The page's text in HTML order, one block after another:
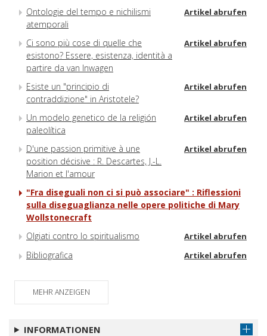
Ontologie del tempo e nichilismi
atemporali
Artikel abrufen
Ci sono più cose di quelle che
esistono? Essere, esistenza, identità a
partire da van Inwagen
Artikel abrufen
Esiste un "principio di
contraddizione" in Aristotele?
Artikel abrufen
Un modelo genetico de la religión
paleolítica
Artikel abrufen
D'une passion primitive à une
position décisive : R. Descartes, J.-L.
Marion et l'amour
Artikel abrufen
"Fra diseguali non ci si può associare" : Riflessioni
sulla diseguaglianza nelle opere politiche di Mary
Wollstonecraft
Olgiati contro lo spiritualismo
Artikel abrufen
Bibliografica Artikel abrufen
MEHR ANZEIGEN
INFORMATIONEN